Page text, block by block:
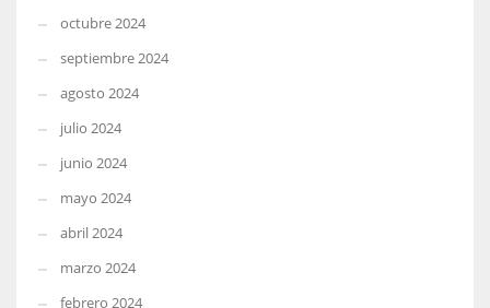
octubre 2024
septiembre 2024
agosto 2024
julio 2024
junio 2024
mayo 2024
abril 2024
marzo 2024
febrero 2024